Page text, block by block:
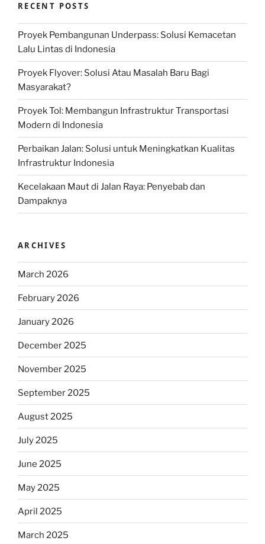
RECENT POSTS
Proyek Pembangunan Underpass: Solusi Kemacetan
Lalu Lintas di Indonesia
Proyek Flyover: Solusi Atau Masalah Baru Bagi
Masyarakat?
Proyek Tol: Membangun Infrastruktur Transportasi
Modern di Indonesia
Perbaikan Jalan: Solusi untuk Meningkatkan Kualitas
Infrastruktur Indonesia
Kecelakaan Maut di Jalan Raya: Penyebab dan
Dampaknya
ARCHIVES
March 2026
February 2026
January 2026
December 2025
November 2025
September 2025
August 2025
July 2025
June 2025
May 2025
April 2025
March 2025